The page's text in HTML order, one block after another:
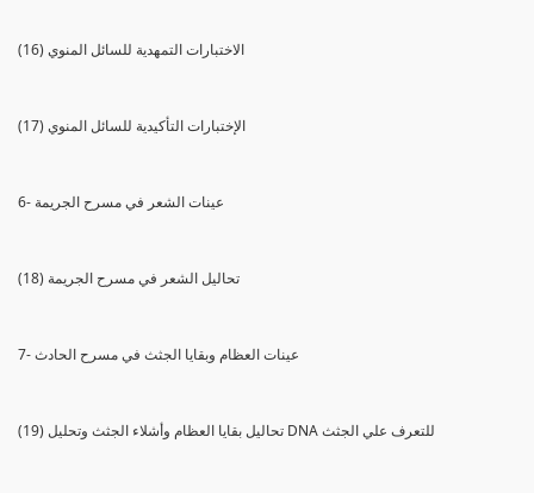
(16) الاختبارات التمهدية للسائل المنوي
(17) الإختبارات التأكيدية للسائل المنوي
6- عينات الشعر في مسرح الجريمة
(18) تحاليل الشعر في مسرح الجريمة
7- عينات العظام وبقايا الجثث في مسرح الحادث
(19) تحاليل بقايا العظام وأشلاء الجثث وتحليل DNA للتعرف علي الجثث